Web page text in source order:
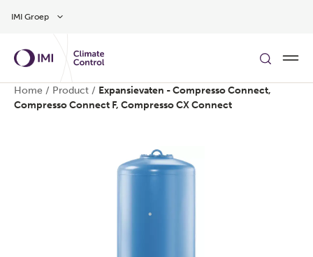
IMI Groep
Home / Product / Expansievaten - Compresso Connect,
Compresso Connect F, Compresso CX Connect